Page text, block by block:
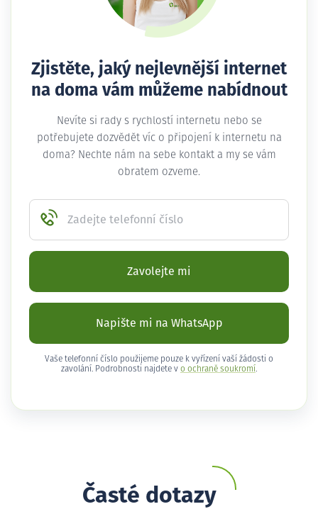
Zjistěte, jaký nejlevnější internet
na doma vám můžeme nabídnout
Nevíte si rady s rychlostí internetu nebo se
potřebujete dozvědět víc o připojení k internetu na
doma? Nechte nám na sebe kontakt a my se vám
obratem ozveme.
Zadejte telefonní číslo
Zavolejte mi
Napište mi na WhatsApp
Vaše telefonní číslo použijeme pouze k vyřízení vaší žádosti o
zavolání. Podrobnosti najdete v o ochraně soukromí .
Časté dotazy